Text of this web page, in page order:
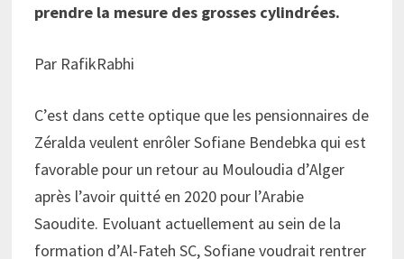
prendre la mesure des grosses cylindrées.
Par RafikRabhi
C’est dans cette optique que les pensionnaires de
Zéralda veulent enrôler Sofiane Bendebka qui est
favorable pour un retour au Mouloudia d’Alger
après l’avoir quitté en 2020 pour l’Arabie
Saoudite. Evoluant actuellement au sein de la
formation d’Al-Fateh SC, Sofiane voudrait rentrer